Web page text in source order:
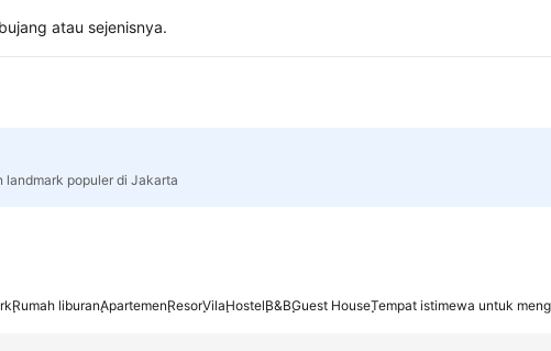
atau sejenisnya.
landmark populer di Jakarta
Rumah liburanApartemenResorVilaHostelB&BGuest HouseTempat istimewa untuk